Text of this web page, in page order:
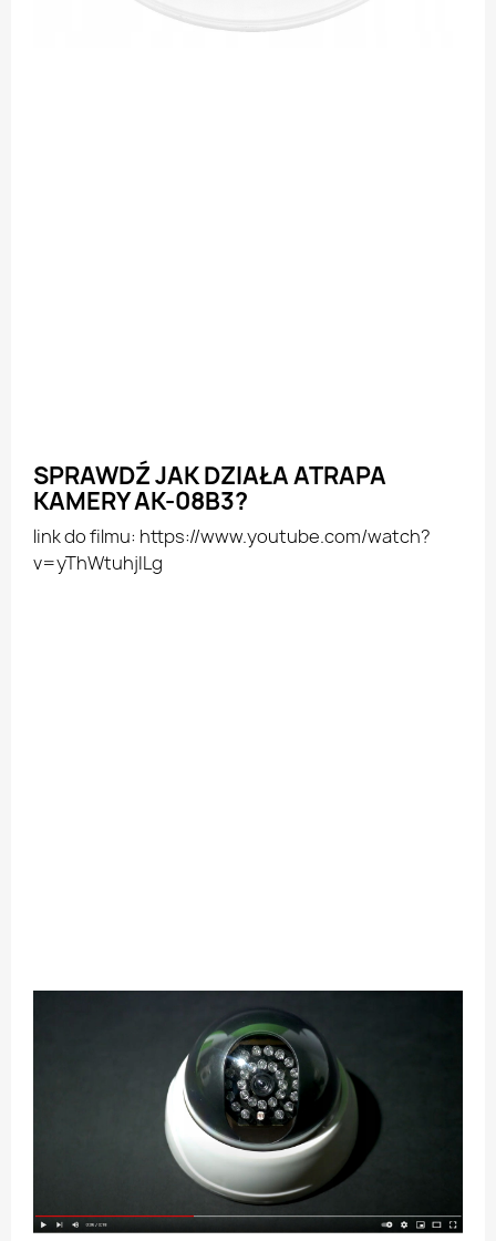
SPRAWDŹ JAK DZIAŁA ATRAPA
KAMERY AK-08B3?
link do filmu: https://www.youtube.com/watch?
v=yThWtuhjILg